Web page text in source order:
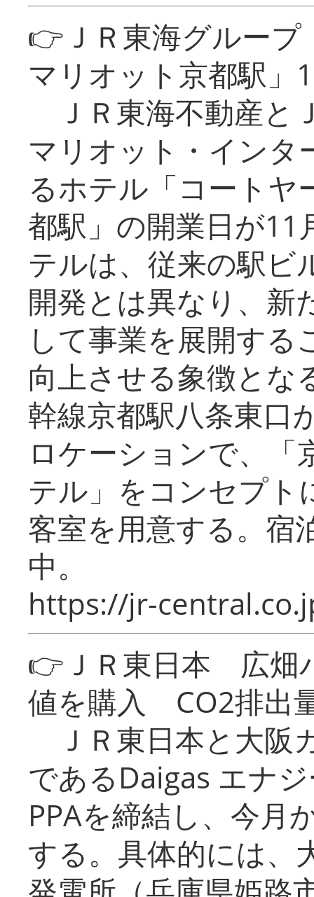
👉ＪＲ東海グルー
マリオット京都駅」
ＪＲ東海不動産と
マリオット・インタ
るホテル「コートヤ
都駅」の開業日が11
テルは、従来の駅ビ
開発とは異なり、新
して事業を展開する
向上させる象徴とな
幹線京都駅八条東口
ロケーションで、「
テル」をコンセプト
客室を用意する。宿
中。
https://jr-
👉ＪＲ東日本 広畑
値を購入 CO2排出
ＪＲ東日本と大阪
であるDaigas エナ
PPAを締結し、今月
する。具体的には、